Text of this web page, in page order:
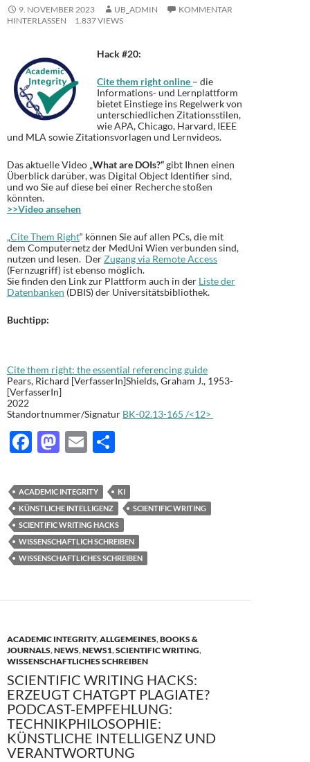
9. NOVEMBER 2023 UB_ADMIN
KOMMENTAR
HINTERLASSEN
1.837 VIEWS
Hack #20:
Cite them right online – die
Informations- und Lernplattform
bietet Einstiege ins Regelwerk von
unterschiedlichen Zitationsstilen,
wie APA, Chicago, Harvard, IEEE
und MLA sowie Zitationsvorlagen und Lernvideos.
Das aktuelle Video „What are DOIs?“gibt Ihnen einen
Überblick darüber, was Digital Object Identifier sind,
und wo Sie auf diese bei einer Recherche stoßen
könnten.
>>Video ansehen
„Cite Them Right“ können Sie auf allen PCs, die mit
dem Computernetz der MedUni Wien verbunden sind,
nutzen und lesen. DerZugang via Remote Access
(Fernzugriff) ist ebenso möglich.
Sie finden den Link zur Plattform auch in der Liste der
Datenbanken (DBIS) der Universitätsbibliothek.
Buchtipp:
Cite them right: the essential referencing guide
Pears, Richard [VerfasserIn]Shields, Graham J., 1953-
[VerfasserIn]
2022
Standortnummer/Signatur BK-02.13-165 /<12>
F
e
b
o
o
k
M
to
d
o
n
E
ail le
n
ACADEMIC INTEGRITY
KI
KÜNSTLICHE INTELLIGENZ
SCIENTIFIC WRITING
SCIENTIFIC WRITING HACKS
WISSENSCHAFTLICH SCHREIBEN
WISSENSCHAFTLICHES SCHREIBEN
ACADEMIC INTEGRITY,ALLGEMEINES,BOOKS &
JOURNALS,NEWS,NEWS1,SCIENTIFIC WRITING,
WISSENSCHAFTLICHES SCHREIBEN
SCIENTIFIC WRITING HACKS:
ERZEUGT CHATGPT PLAGIATE?
PODCAST-EMPFEHLUNG:
TECHNIKPHILOSOPHIE:
KÜNSTLICHE INTELLIGENZ UND
VERANTWORTUNG